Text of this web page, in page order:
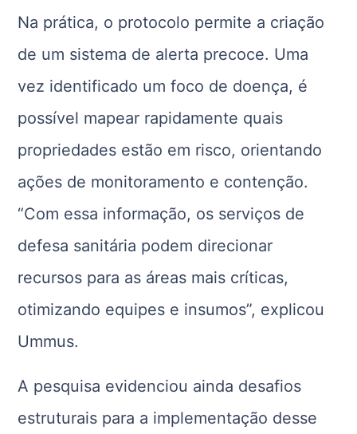
Na prática, o protocolo permite a criação
de um sistema de alerta precoce. Uma
vez identificado um foco de doença, é
possível mapear rapidamente quais
propriedades estão em risco, orientando
ações de monitoramento e contenção.
“Com essa informação, os serviços de
defesa sanitária podem direcionar
recursos para as áreas mais críticas,
otimizando equipes e insumos”, explicou
Ummus.
A pesquisa evidenciou ainda desafios
estruturais para a implementação desse